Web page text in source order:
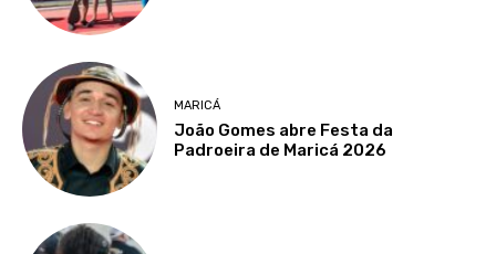
MARICÁ
João Gomes abre Festa da
Padroeira de Maricá 2026